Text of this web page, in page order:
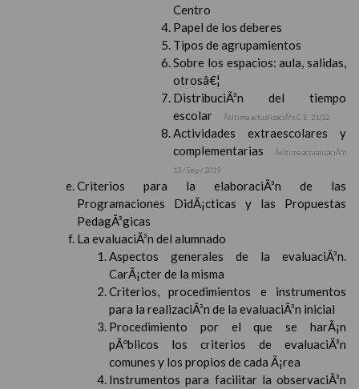
Centro
Papel de los deberes
Tipos de agrupamientos
Sobre los espacios: aula, salidas,
otrosâ€¦
DistribuciÃ³n del tiempo
escolar
Ãšltima actualizaciÃ³n C.E. 21/22
Actividades extraescolares y
complementarias
Ãšltima actualizaciÃ³n
13 / Sep / 2019
Criterios para la elaboraciÃ³n de las
Programaciones DidÃ¡cticas y las Propuestas
PedagÃ³gicas
La evaluaciÃ³n del alumnado
Aspectos generales de la evaluaciÃ³n.
CarÃ¡cter de la misma
Criterios, procedimientos e instrumentos
para la realizaciÃ³n de la evaluaciÃ³n inicial
Procedimiento por el que se harÃ¡n
pÃºblicos los criterios de evaluaciÃ³n
comunes y los propios de cada Ã¡rea
Instrumentos para facilitar la observaciÃ³n